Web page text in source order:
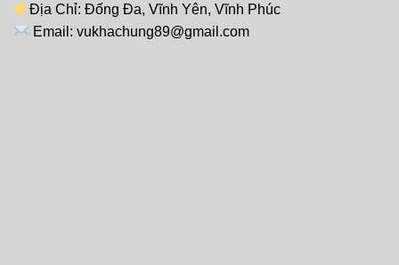
Địa Chỉ: Đống Đa, Vĩnh Yên, Vĩnh Phúc
Email: vukhachung89@gmail.com